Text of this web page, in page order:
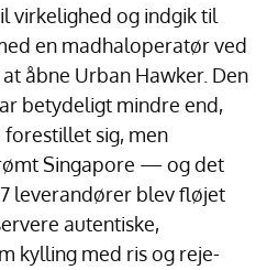
virkelighed og indgik til
en madhaloperatør ved
åbne Urban Hawker. Den
betydeligt mindre end,
sig, men
Singapore — og det
leverandører blev fløjet
autentiske,
kylling med ris og reje-